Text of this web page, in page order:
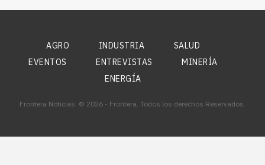
AGRO INDUSTRIA
SALUD
EVENTOS
ENTREVISTAS
MINERÍA
ENERGÍA
Frontera Noticias. © 2026 - Frontera. Todos los derechos Reservados.